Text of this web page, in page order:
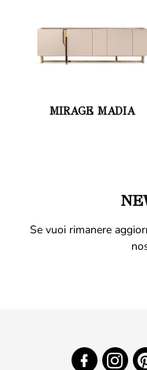
MIRAGE MADIA
Se vuoi rimanere